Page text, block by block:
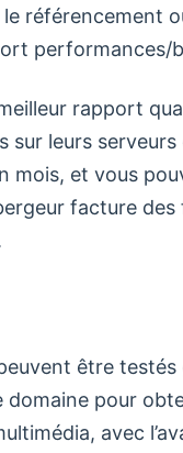
référencement
performances/
rapport
sur leurs
mois, et vous
facture
être
pour
avec